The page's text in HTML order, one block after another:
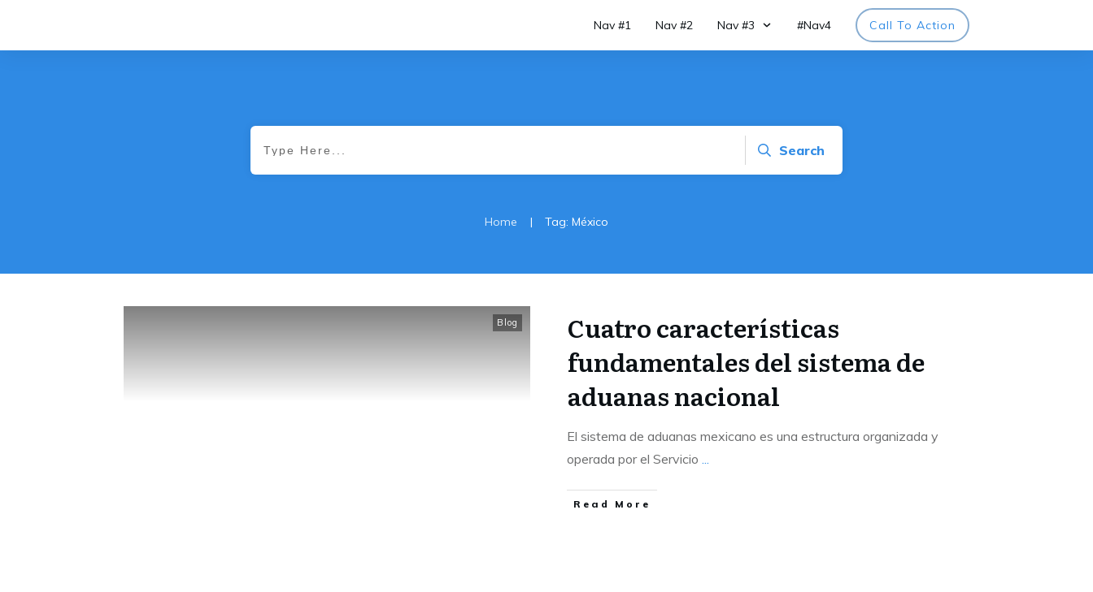
Nav #1 Nav #2 Nav #3 #Nav4 Call To Action
Search
Home | Tag: México
Blog
Cuatro características
fundamentales del sistema de
aduanas nacional
El sistema de aduanas mexicano es una estructura organizada y
operada por el Servicio ...
Read More